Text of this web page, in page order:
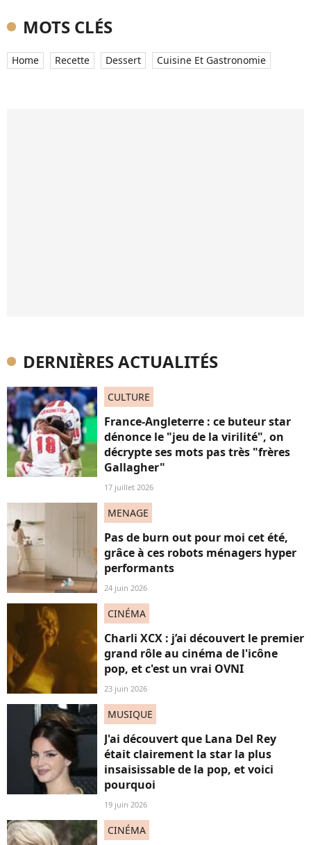
MOTS CLÉS
Home Recette Dessert Cuisine Et Gastronomie
DERNIÈRES ACTUALITÉS
CULTURE
France-Angleterre : ce buteur star
dénonce le "jeu de la virilité", on
décrypte ses mots pas très "frères
Gallagher"
17 juillet 2026
MENAGE
Pas de burn out pour moi cet été,
grâce à ces robots ménagers hyper
performants
24 juin 2026
CINÉMA
Charli XCX : j’ai découvert le premier
grand rôle au cinéma de l'icône
pop, et c'est un vrai OVNI
23 juin 2026
MUSIQUE
J'ai découvert que Lana Del Rey
était clairement la star la plus
insaisissable de la pop, et voici
pourquoi
19 juin 2026
CINÉMA